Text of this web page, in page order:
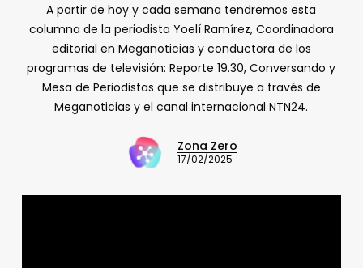
A partir de hoy y cada semana tendremos esta
columna de la periodista Yoelí Ramírez, Coordinadora
editorial en Meganoticias y conductora de los
programas de televisión: Reporte 19.30, Conversando y
Mesa de Periodistas que se distribuye a través de
Meganoticias y el canal internacional NTN24.
Zona Zero
17/02/2025